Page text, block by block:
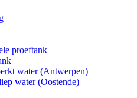
proeftank
water (Antwerpen)
water (Oostende)